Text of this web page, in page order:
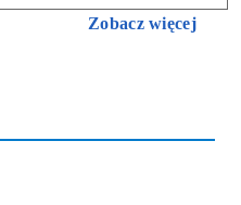
Zobacz więcej